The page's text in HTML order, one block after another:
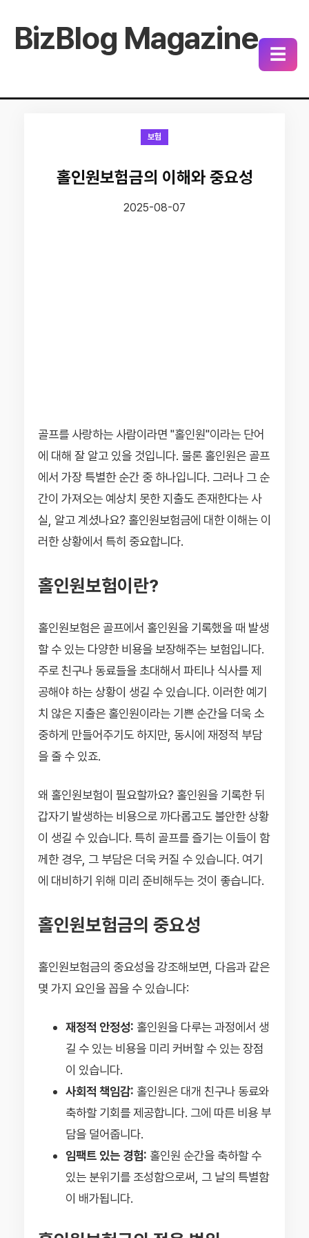
BizBlog Magazine ☰
보험
홀인원보험금의 이해와 중요성
2025-08-07
골프를 사랑하는 사람이라면 "홀인원"이라는 단어
에 대해 잘 알고 있을 것입니다. 물론 홀인원은 골프
에서 가장 특별한 순간 중 하나입니다. 그러나 그 순
간이 가져오는 예상치 못한 지출도 존재한다는 사
실, 알고 계셨나요? 홀인원보험금에 대한 이해는 이
러한 상황에서 특히 중요합니다.
홀인원보험이란?
홀인원보험은 골프에서 홀인원을 기록했을 때 발생
할 수 있는 다양한 비용을 보장해주는 보험입니다.
주로 친구나 동료들을 초대해서 파티나 식사를 제
공해야 하는 상황이 생길 수 있습니다. 이러한 예기
치 않은 지출은 홀인원이라는 기쁜 순간을 더욱 소
중하게 만들어주기도 하지만, 동시에 재정적 부담
을 줄 수 있죠.
왜 홀인원보험이 필요할까요? 홀인원을 기록한 뒤
갑자기 발생하는 비용으로 까다롭고도 불안한 상황
이 생길 수 있습니다. 특히 골프를 즐기는 이들이 함
께한 경우, 그 부담은 더욱 커질 수 있습니다. 여기
에 대비하기 위해 미리 준비해두는 것이 좋습니다.
홀인원보험금의 중요성
홀인원보험금의 중요성을 강조해보면, 다음과 같은
몇 가지 요인을 꼽을 수 있습니다:
재정적 안정성: 홀인원을 다루는 과정에서 생
길 수 있는 비용을 미리 커버할 수 있는 장점
이 있습니다.
사회적 책임감: 홀인원은 대개 친구나 동료와
축하할 기회를 제공합니다. 그에 따른 비용 부
담을 덜어줍니다.
임팩트 있는 경험: 홀인원 순간을 축하할 수
있는 분위기를 조성함으로써, 그 날의 특별함
이 배가됩니다.